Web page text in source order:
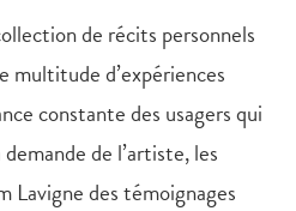
de récits personnels
d’expériences
constante des usagers qui
de l’artiste, les
Lavigne des témoignages